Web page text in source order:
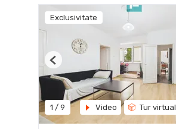
Exclusivitate
1 / 9 Video Tur virtual
Previous